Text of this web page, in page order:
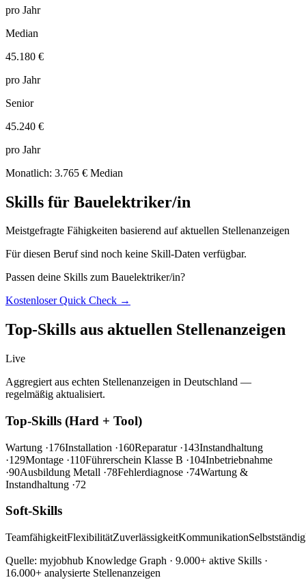
pro Jahr
Median
45.180 €
pro Jahr
Senior
45.240 €
pro Jahr
Monatlich: 3.765 € Median
Skills für Bauelektriker/in
Meistgefragte Fähigkeiten basierend auf aktuellen Stellenanzeigen
Für diesen Beruf sind noch keine Skill-Daten verfügbar.
Passen deine Skills zum Bauelektriker/in?
Kostenloser Quick Check →
Top-Skills aus aktuellen Stellenanzeigen
Live
Aggregiert aus echten Stellenanzeigen in Deutschland —
regelmäßig aktualisiert.
Top-Skills (Hard + Tool)
Wartung ·176Installation ·160Reparatur ·143Instandhaltung
·129Montage ·110Führerschein Klasse B ·104Inbetriebnahme
·90Ausbildung Metall ·78Fehlerdiagnose ·74Wartung &
Instandhaltung ·72
Soft-Skills
TeamfähigkeitFlexibilitätZuverlässigkeitKommunikation
Quelle: myjobhub Knowledge Graph · 9.000+ aktive Skills ·
16.000+ analysierte Stellenanzeigen